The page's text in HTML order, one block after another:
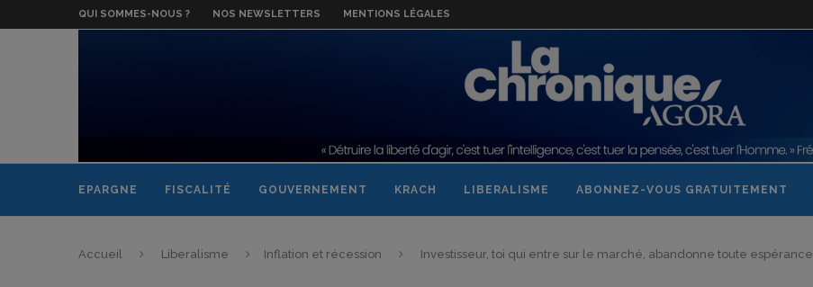
QUI SOMMES-NOUS ? NOS NEWSLETTERS MENTIONS LÉGALES
EPARGNE FISCALITÉ GOUVERNEMENT KRACH LIBERALISME ABONNEZ-VOUS GRATUITEMENT
Accueil Liberalisme Inflation et récession Investisseur, toi qui entre sur le marché, abandonne toute espérance